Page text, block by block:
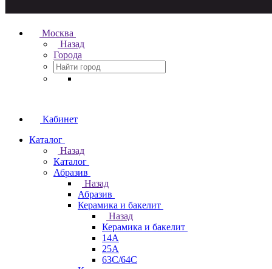
Москва
Назад
Города
Кабинет
Каталог
Назад
Каталог
Абразив
Назад
Абразив
Керамика и бакелит
Назад
Керамика и бакелит
14А
25А
63С/64С